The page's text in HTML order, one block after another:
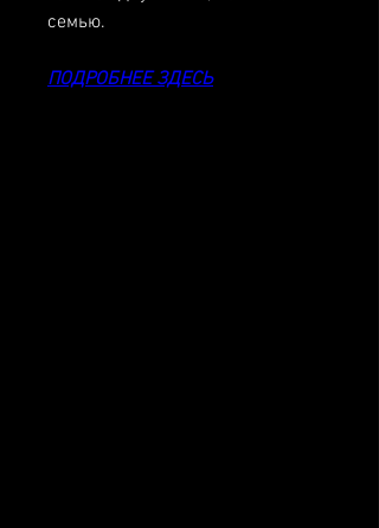
семью.
ПОДРОБНЕЕ ЗДЕСЬ